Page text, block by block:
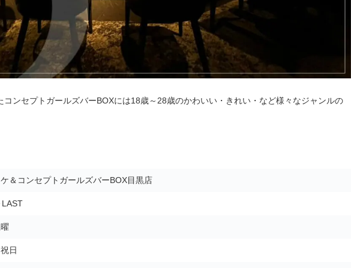
ンセプトガールズバーBOXには18歳～28歳のかわいい・きれい・など様々なジャンルの
＆コンセプトガールズバーBOX目黒店
LAST
日